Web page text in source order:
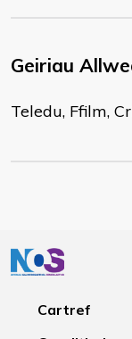
Geiriau
Teledu, Ffilm,
Cartref